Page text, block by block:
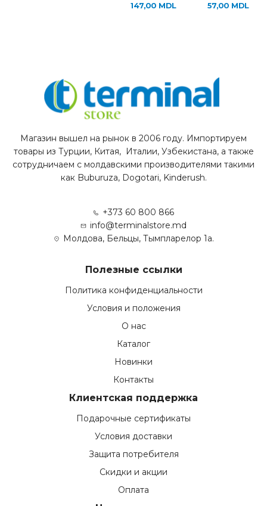
147,00 MDL 57,00 MDL
Магазин вышел на рынок в 2006 году. Импортируем
товары из Турции, Китая, Италии, Узбекистана, а также
сотрудничаем с молдавскими производителями такими
как Buburuza, Dogotari, Kinderush.
+373 60 800 866
info@terminalstore.md
Молдова, Бельцы, Тымпларелор 1а.
Полезные ссылки
Политика конфиденциальности
Условия и положения
О нас
Каталог
Новинки
Контакты
Клиентская поддержка
Подарочные сертификаты
Условия доставки
Защита потребителя
Скидки и акции
Оплата